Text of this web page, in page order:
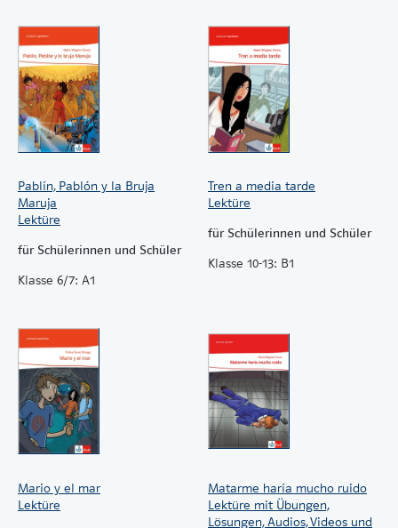
Pablín, Pablón y la Bruja
Maruja
Lektüre
für Schülerinnen und Schüler
Klasse 6/7: A1
Tren a media tarde
Lektüre
für Schülerinnen und Schüler
Klasse 10-13: B1
Mario y el mar
Lektüre
Matarme haría mucho ruido
Lektüre mit Übungen,
Lösungen, Audios, Videos und